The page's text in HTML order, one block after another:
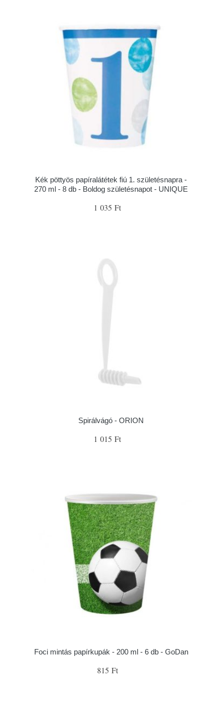
Kék pöttyös papíralátétek fiú 1. születésnapra -
270 ml - 8 db - Boldog születésnapot - UNIQUE
1 035 Ft
Spirálvágó - ORION
1 015 Ft
Foci mintás papírkupák - 200 ml - 6 db - GoDan
815 Ft